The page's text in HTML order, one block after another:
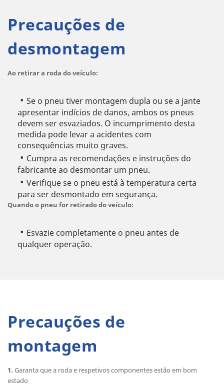
Precauções de
desmontagem
Ao retirar a roda do veículo:
Se o pneu tiver montagem dupla ou se a jante
apresentar indícios de danos, ambos os pneus
devem ser esvaziados. O incumprimento desta
medida pode levar a acidentes com
consequências muito graves.
Cumpra as recomendações e instruções do
fabricante ao desmontar um pneu.
Verifique se o pneu está à temperatura certa
para ser desmontado em segurança.
Quando o pneu for retirado do veículo:
Esvazie completamente o pneu antes de
qualquer operação.
Precauções de
montagem
1. Garanta que a roda e respetivos componentes estão em bom
estado